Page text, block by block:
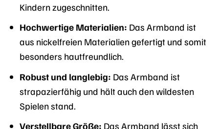
Kindern zugeschnitten.
Hochwertige Materialien: Das Armband ist
aus nickelfreien Materialien gefertigt und somit
besonders hautfreundlich.
Robust und langlebig: Das Armband ist
strapazierfähig und hält auch den wildesten
Spielen stand.
Verstellbare Größe: Das Armband lässt sich